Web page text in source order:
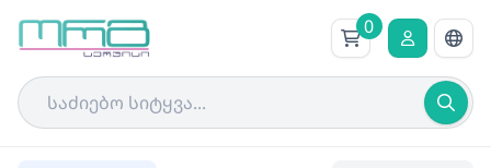
0